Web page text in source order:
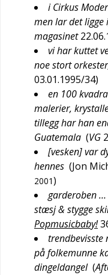
i Cirkus
men lar det ligge
magasinet
vi har kuttet
noe stort
03.01.1995/34)
en 100
malerier,
tillegg har han
Guatemala (VG
[vesken] var
hennes (Jon
2001)
garderoben
stæsj & stygge
Popmusicbaby!
trendbevisste
på folkemunne
dingeldangel (